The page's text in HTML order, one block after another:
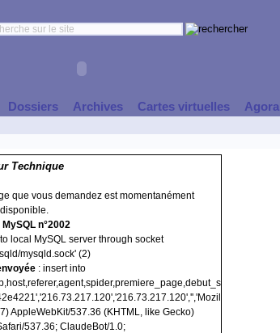
Dossiers Archives Cartes virtuelles Agora
Technique
que vous demandez est momentanément
n°2002
local MySQL server through socket
mysqld.sock' (2)
: insert into
5.0
AppleWebKit/537.36 (KHTML, like Gecko)
537.36; ClaudeBot/1.0;